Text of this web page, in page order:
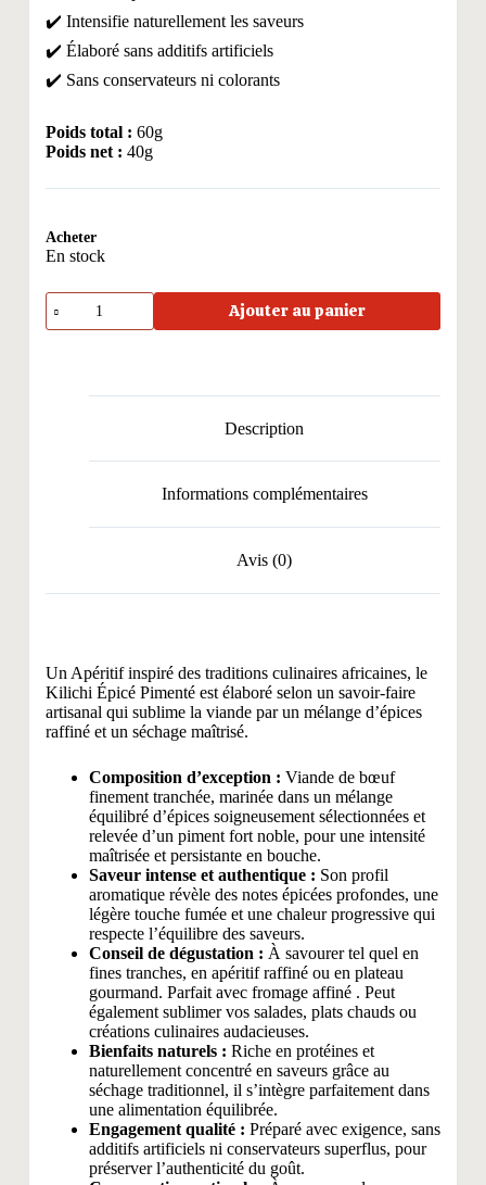
✔️ Intensifie naturellement les saveurs
✔️ Élaboré sans additifs artificiels
✔️ Sans conservateurs ni colorants
Poids total : 60g
Poids net : 40g
Acheter
En stock
quantité
de
Ajouter au panier
Description
Informations complémentaires
Avis (0)
Un Apéritif inspiré des traditions culinaires africaines, le
Kilichi Épicé Pimenté est élaboré selon un savoir-faire
artisanal qui sublime la viande par un mélange d’épices
raffiné et un séchage maîtrisé.
Composition d’exception : Viande de bœuf
finement tranchée, marinée dans un mélange
équilibré d’épices soigneusement sélectionnées et
relevée d’un piment fort noble, pour une intensité
maîtrisée et persistante en bouche.
Saveur intense et authentique : Son profil
aromatique révèle des notes épicées profondes, une
légère touche fumée et une chaleur progressive qui
respecte l’équilibre des saveurs.
Conseil de dégustation : À savourer tel quel en
fines tranches, en apéritif raffiné ou en plateau
gourmand. Parfait avec fromage affiné . Peut
également sublimer vos salades, plats chauds ou
créations culinaires audacieuses.
Bienfaits naturels : Riche en protéines et
naturellement concentré en saveurs grâce au
séchage traditionnel, il s’intègre parfaitement dans
une alimentation équilibrée.
Engagement qualité : Préparé avec exigence, sans
additifs artificiels ni conservateurs superflus, pour
préserver l’authenticité du goût.